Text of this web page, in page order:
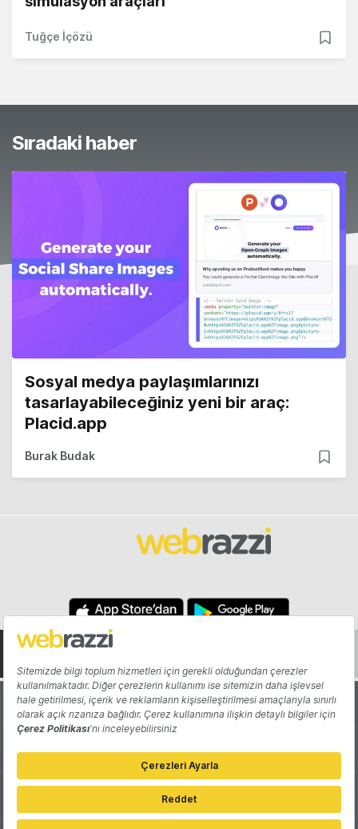
Tuğçe İçözü
Sıradaki haber
Sosyal medya paylaşımlarınızı
tasarlayabileceğiniz yeni bir araç:
Placid.app
Burak Budak
Hakkında Yazarlar
Katkıda Bulun Reklam